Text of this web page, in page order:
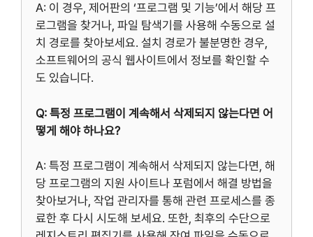
A: 이 경우, 제어판의 ‘프로그램 및 기능’에서 해당 프
로그램을 찾거나, 파일 탐색기를 사용해 수동으로 설
치 경로를 찾아보세요. 설치 경로가 불분명한 경우,
소프트웨어의 공식 웹사이트에서 정보를 확인할 수
도 있습니다.
Q: 특정 프로그램이 계속해서 삭제되지 않는다면 어
떻게 해야 하나요?
A: 특정 프로그램이 계속해서 삭제되지 않는다면, 해
당 프로그램의 지원 사이트나 포럼에서 해결 방법을
찾아보거나, 작업 관리자를 통해 관련 프로세스를 종
료한 후 다시 시도해 보세요. 또한, 최후의 수단으로